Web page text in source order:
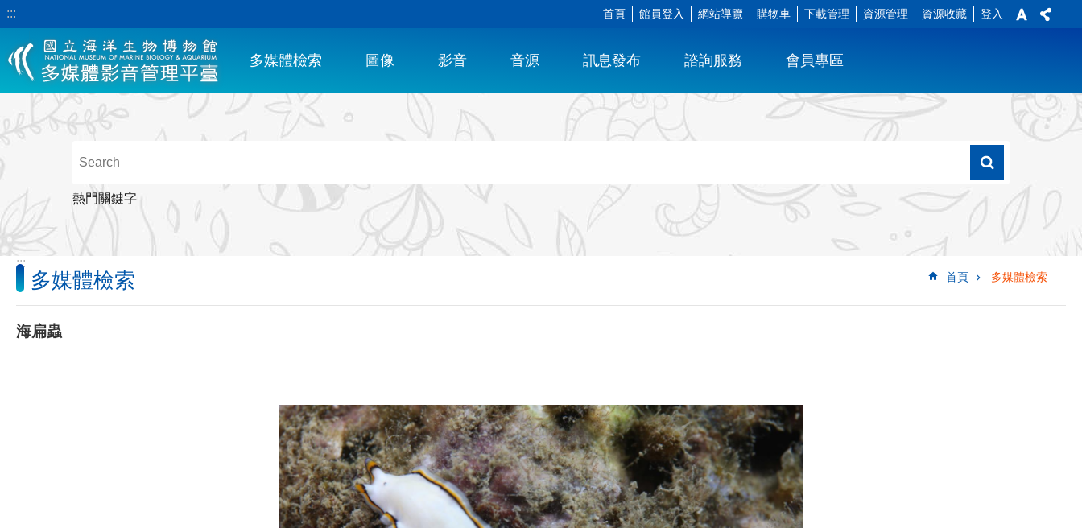
跳到主要內容區塊
::: 首頁 館員登入 網站導覽 購物車 下載管理 資源管理 資源收藏 登入
多媒體檢索 圖像 影音 音源 訊息發布 諮詢服務 會員專區
熱門關鍵字
:::
首頁 多媒體檢索
多媒體檢索
海扁蟲